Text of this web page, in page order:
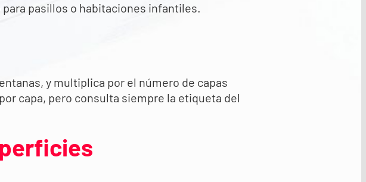
pasillos o habitaciones infantiles.
y multiplica por el número de capas
capa, pero consulta siempre la etiqueta del